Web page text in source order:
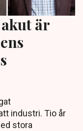
är
industri. Tio år
stora